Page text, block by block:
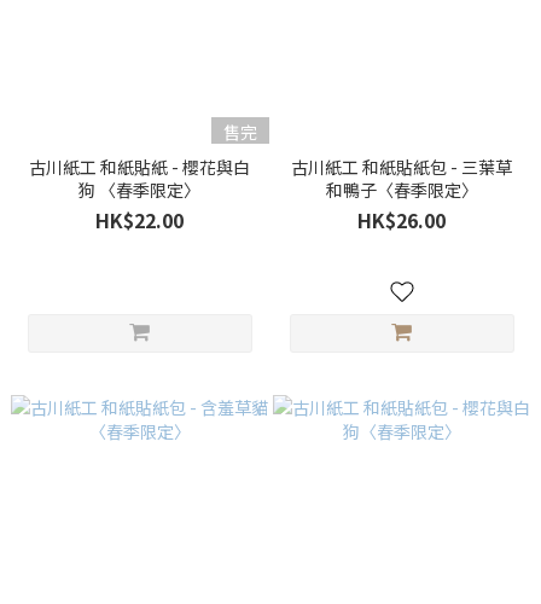
售完
古川紙工 和紙貼紙 - 櫻花與白
狗 〈春季限定〉
HK$22.00
古川紙工 和紙貼紙包 - 三葉草
和鴨子〈春季限定〉
HK$26.00